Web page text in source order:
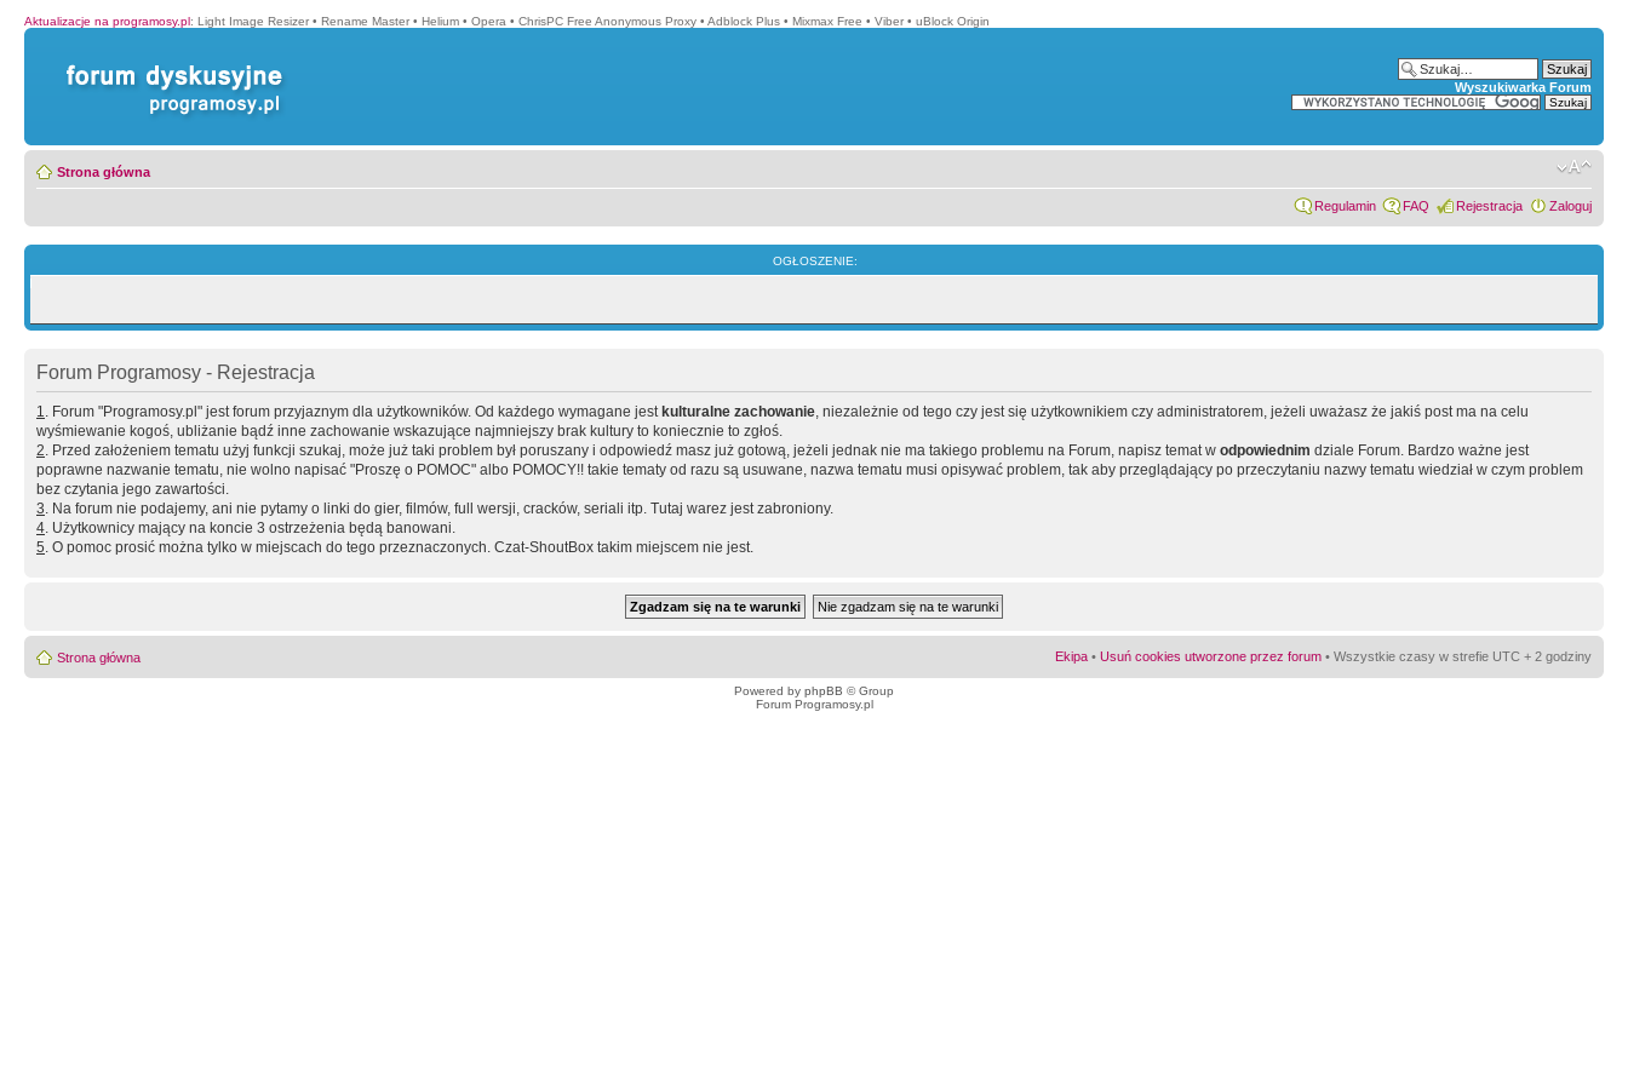
Aktualizacje na programosy.pl: Light Image Resizer • Rename Master • Helium • Opera • ChrisPC Free Anonymous Proxy • Adblock Plus • Mixmax Free • Viber • uBlock Origin
Wyszukiwarka Forum
Strona główna
Regulamin FAQ Rejestracja Zaloguj
OGŁOSZENIE:
Forum Programosy - Rejestracja
1. Forum "Programosy.pl" jest forum przyjaznym dla użytkowników. Od każdego wymagane jest kulturalne zachowanie, niezależnie od tego czy jest się użytkownikiem czy administratorem, jeżeli uważasz że jakiś post ma na celu
wyśmiewanie kogoś, ubliżanie bądź inne zachowanie wskazujące najmniejszy brak kultury to koniecznie to zgłoś.
2. Przed założeniem tematu użyj funkcji szukaj, może już taki problem był poruszany i odpowiedź masz już gotową, jeżeli jednak nie ma takiego problemu na Forum, napisz temat w odpowiednim dziale Forum. Bardzo ważne jest
poprawne nazwanie tematu, nie wolno napisać "Proszę o POMOC" albo POMOCY!! takie tematy od razu są usuwane, nazwa tematu musi opisywać problem, tak aby przeglądający po przeczytaniu nazwy tematu wiedział w czym problem
bez czytania jego zawartości.
3. Na forum nie podajemy, ani nie pytamy o linki do gier, filmów, full wersji, cracków, seriali itp. Tutaj warez jest zabroniony.
4. Użytkownicy mający na koncie 3 ostrzeżenia będą banowani.
5. O pomoc prosić można tylko w miejscach do tego przeznaczonych. Czat-ShoutBox takim miejscem nie jest.
Strona główna Ekipa • Usuń cookies utworzone przez forum • Wszystkie czasy w strefie UTC + 2 godziny
Powered by phpBB © Group
Forum Programosy.pl